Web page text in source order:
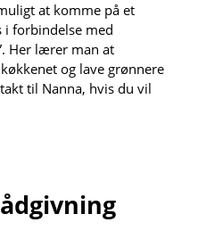
at komme på et
i forbindelse med
Her lærer man at
og lave grønnere
til Nanna, hvis du vil